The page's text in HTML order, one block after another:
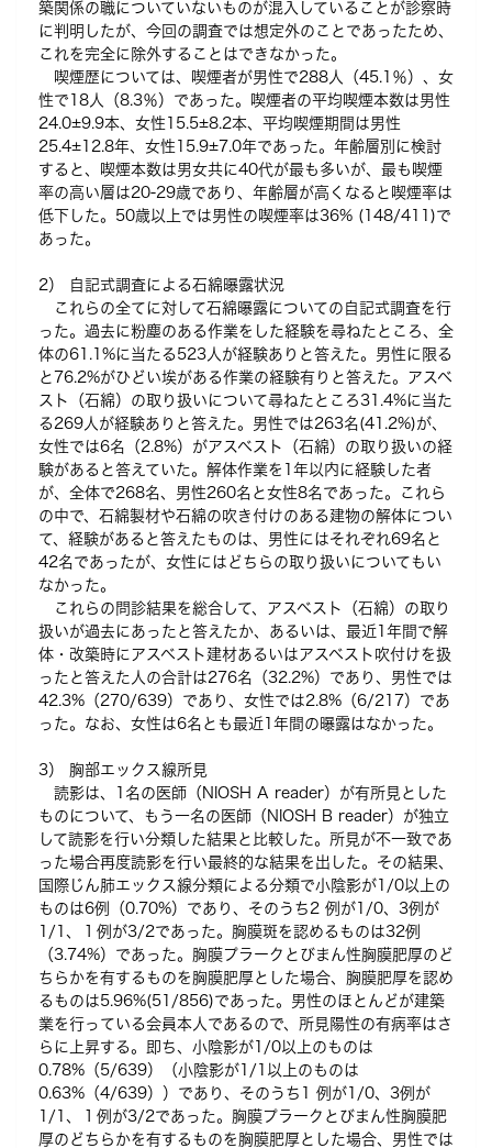
築関係の職についていないものが混入していることが診察時
に判明したが、今回の調査では想定外のことであったため、
これを完全に除外することはできなかった。
喫煙歴については、喫煙者が男性で288人（45.1％）、女
性で18人（8.3％）であった。喫煙者の平均喫煙本数は男性
24.0±9.9本、女性15.5±8.2本、平均喫煙期間は男性
25.4±12.8年、女性15.9±7.0年であった。年齢層別に検討
すると、喫煙本数は男女共に40代が最も多いが、最も喫煙
率の高い層は20-29歳であり、年齢層が高くなると喫煙率は
低下した。50歳以上では男性の喫煙率は36% (148/411)で
あった。
2） 自記式調査による石綿曝露状況
これらの全てに対して石綿曝露についての自記式調査を行
った。過去に粉塵のある作業をした経験を尋ねたところ、全
体の61.1%に当たる523人が経験ありと答えた。男性に限る
と76.2%がひどい埃がある作業の経験有りと答えた。アスベ
スト（石綿）の取り扱いについて尋ねたところ31.4%に当た
る269人が経験ありと答えた。男性では263名(41.2%)が、
女性では6名（2.8%）がアスベスト（石綿）の取り扱いの経
験があると答えていた。解体作業を1年以内に経験した者
が、全体で268名、男性260名と女性8名であった。これら
の中で、石綿製材や石綿の吹き付けのある建物の解体につい
て、経験があると答えたものは、男性にはそれぞれ69名と
42名であったが、女性にはどちらの取り扱いについてもい
なかった。
これらの問診結果を総合して、アスベスト（石綿）の取り
扱いが過去にあったと答えたか、あるいは、最近1年間で解
体・改築時にアスベスト建材あるいはアスベスト吹付けを扱
ったと答えた人の合計は276名（32.2%）であり、男性では
42.3%（270/639）であり、女性では2.8%（6/217）であ
った。なお、女性は6名とも最近1年間の曝露はなかった。
3） 胸部エックス線所見
読影は、1名の医師（NIOSH A reader）が有所見とした
ものについて、もう一名の医師（NIOSH B reader）が独立
して読影を行い分類した結果と比較した。所見が不一致であ
った場合再度読影を行い最終的な結果を出した。その結果、
国際じん肺エックス線分類による分類で小陰影が1/0以上の
ものは6例（0.70%）であり、そのうち2 例が1/0、3例が
1/1、１例が3/2であった。胸膜斑を認めるものは32例
（3.74%）であった。胸膜プラークとびまん性胸膜肥厚のど
ちらかを有するものを胸膜肥厚とした場合、胸膜肥厚を認め
るものは5.96%(51/856)であった。男性のほとんどが建築
業を行っている会員本人であるので、所見陽性の有病率はさ
らに上昇する。即ち、小陰影が1/0以上のものは
0.78%（5/639）（小陰影が1/1以上のものは
0.63%（4/639））であり、そのうち1 例が1/0、3例が
1/1、１例が3/2であった。胸膜プラークとびまん性胸膜肥
厚のどちらかを有するものを胸膜肥厚とした場合、男性では